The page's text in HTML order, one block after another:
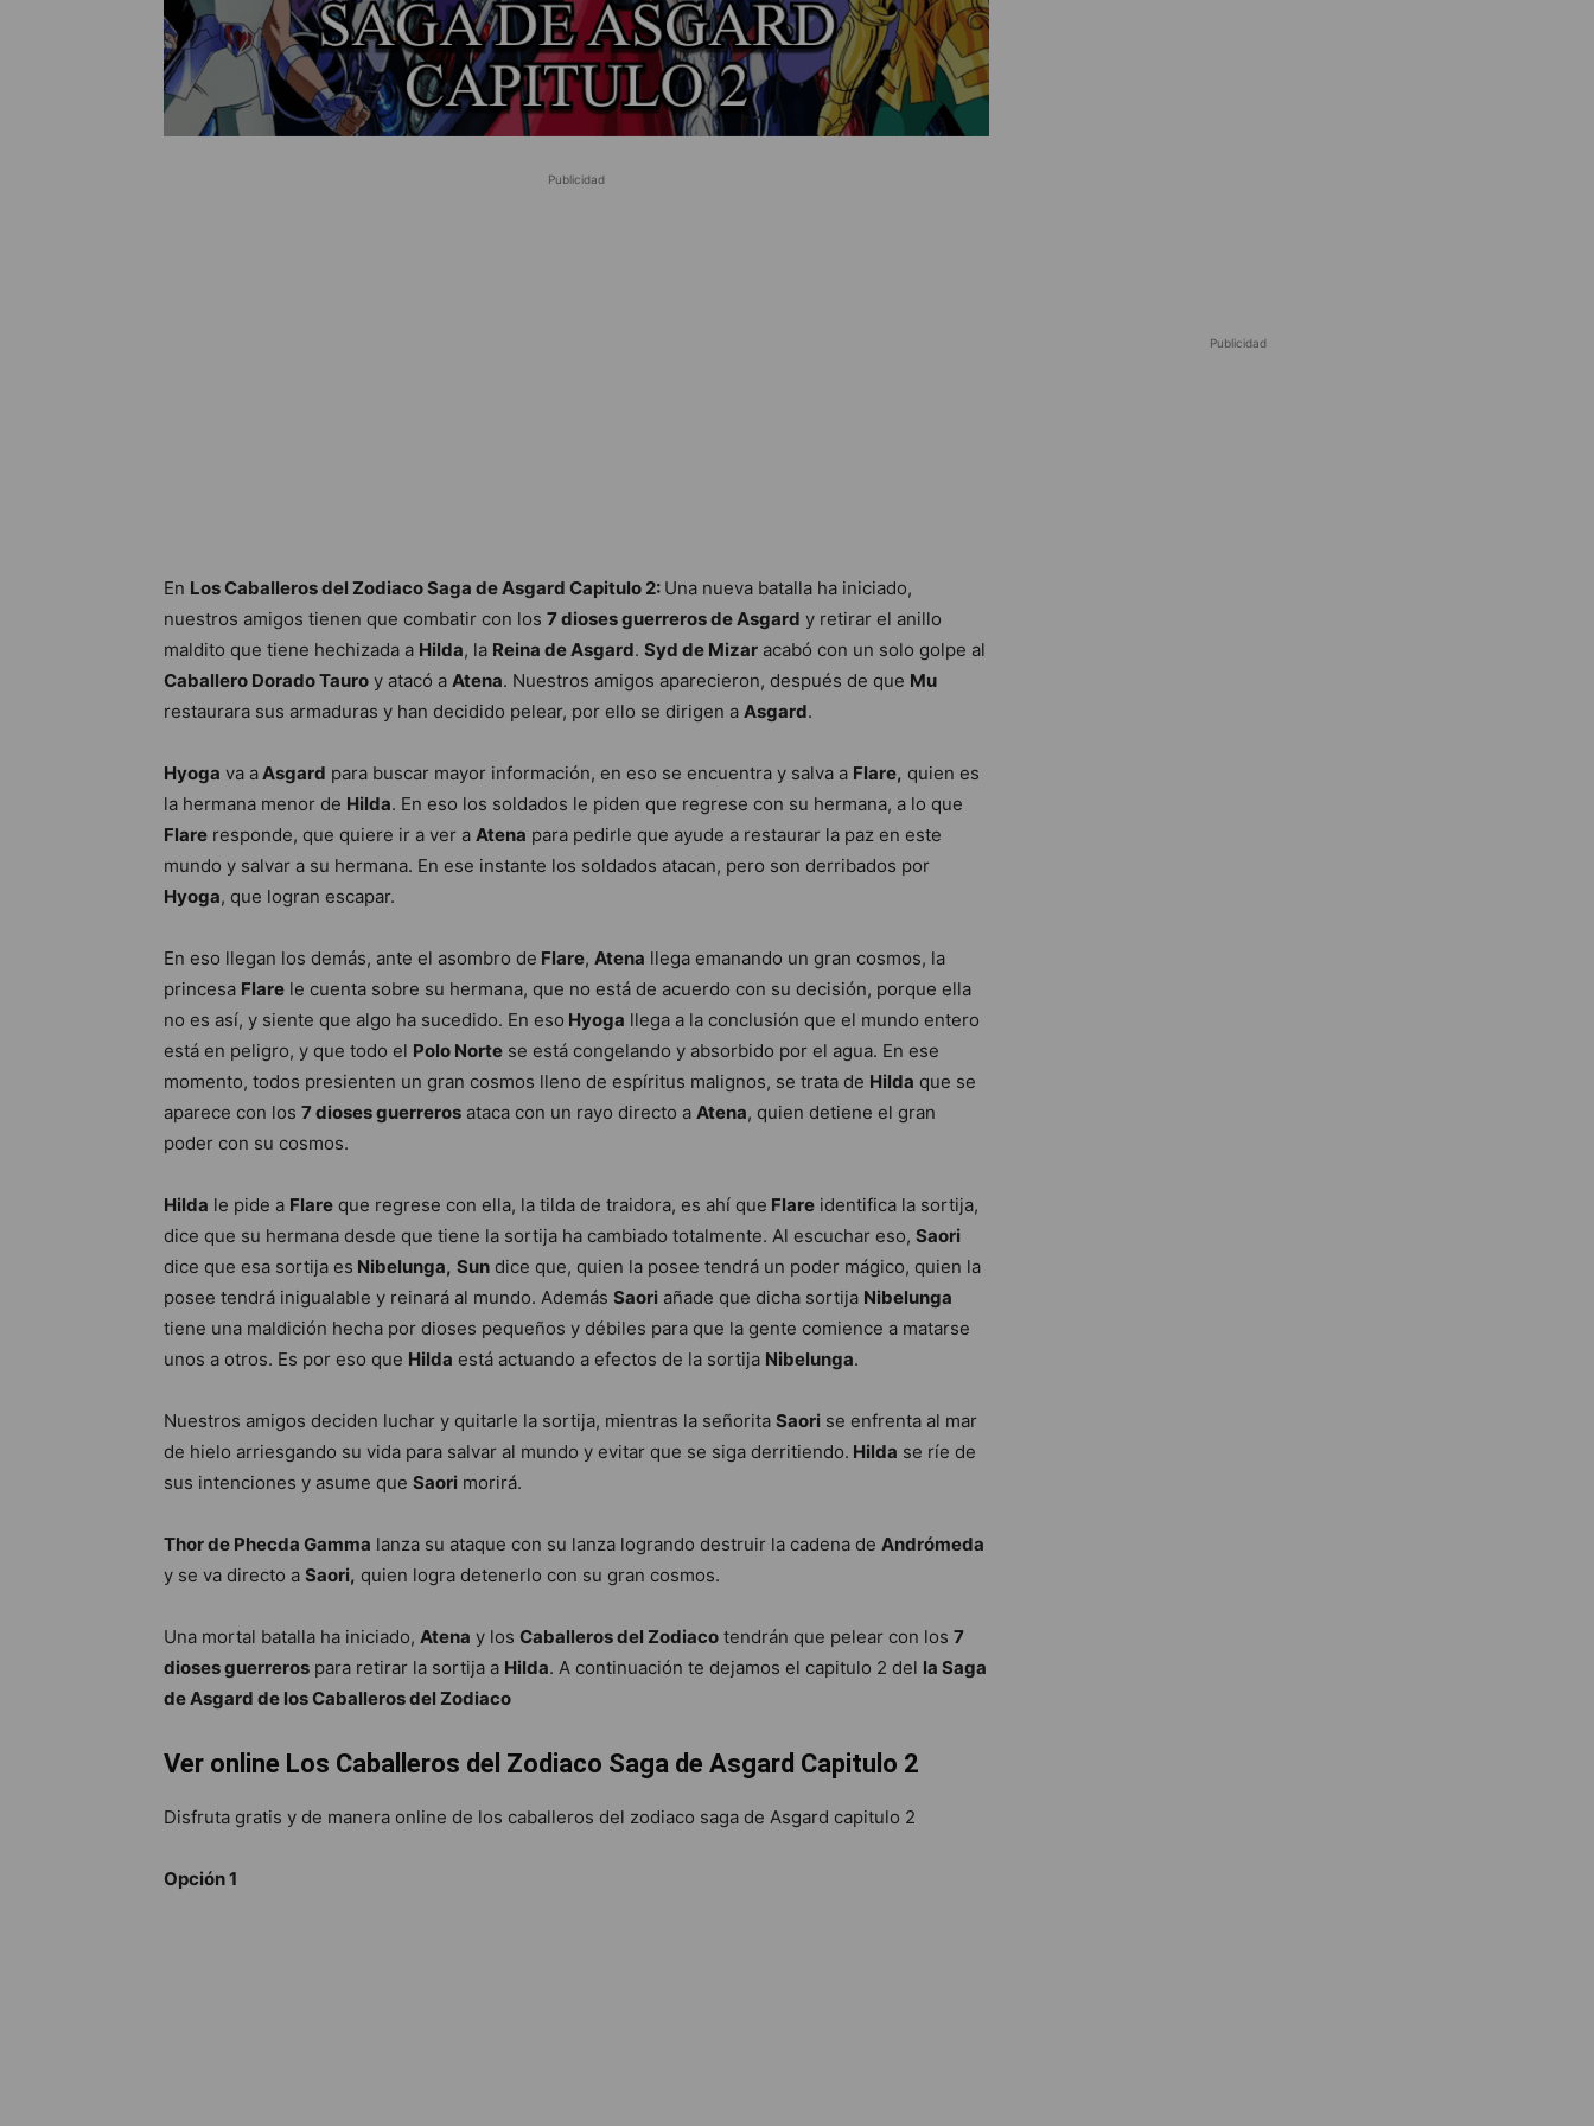
Publicidad
En Los Caballeros del Zodiaco Saga de Asgard Capitulo 2: Una nueva batalla ha iniciado,
nuestros amigos tienen que combatir con los 7 dioses guerreros de Asgard y retirar el anillo
maldito que tiene hechizada a Hilda, la Reina de Asgard. Syd de Mizar acabó con un solo golpe al
Caballero Dorado Tauro y atacó a Atena. Nuestros amigos aparecieron, después de que Mu
restaurara sus armaduras y han decidido pelear, por ello se dirigen a Asgard.
Hyoga va aAsgard para buscar mayor información, en eso se encuentra y salva a Flare, quien es
la hermana menor de Hilda. En eso los soldados le piden que regrese con su hermana, a lo que
Flare responde, que quiere ir a ver a Atena para pedirle que ayude a restaurar la paz en este
mundo y salvar a su hermana. En ese instante los soldados atacan, pero son derribados por
Hyoga, que logran escapar.
En eso llegan los demás, ante el asombro de Flare, Atena llega emanando un gran cosmos, la
princesa Flare le cuenta sobre su hermana, que no está de acuerdo con su decisión, porque ella
no es así, y siente que algo ha sucedido. En eso Hyoga llega a la conclusión que el mundo entero
está en peligro, y que todo el Polo Norte se está congelando y absorbido por el agua. En ese
momento, todos presienten un gran cosmos lleno de espíritus malignos, se trata de Hilda que se
aparece con los 7 dioses guerreros ataca con un rayo directo a Atena, quien detiene el gran
poder con su cosmos.
Hilda le pide a Flare que regrese con ella, la tilda de traidora, es ahí que Flare identifica la sortija,
dice que su hermana desde que tiene la sortija ha cambiado totalmente. Al escuchar eso, Saori
dice que esa sortija es Nibelunga, Sun dice que, quien la posee tendrá un poder mágico, quien la
posee tendrá inigualable y reinará al mundo. Además Saori añade que dicha sortija Nibelunga
tiene una maldición hecha por dioses pequeños y débiles para que la gente comience a matarse
unos a otros. Es por eso que Hilda está actuando a efectos de la sortija Nibelunga.
Nuestros amigos deciden luchar y quitarle la sortija, mientras la señorita Saori se enfrenta al mar
de hielo arriesgando su vida para salvar al mundo y evitar que se siga derritiendo. Hilda se ríe de
sus intenciones y asume que Saori morirá.
Thor de Phecda Gamma lanza su ataque con su lanza logrando destruir la cadena de Andrómeda
y se va directo a Saori, quien logra detenerlo con su gran cosmos.
Una mortal batalla ha iniciado, Atena y los Caballeros del Zodiaco tendrán que pelear con los 7
dioses guerreros para retirar la sortija a Hilda. A continuación te dejamos el capitulo 2 del la Saga
de Asgard de los Caballeros del Zodiaco
Ver online Los Caballeros del Zodiaco Saga de Asgard Capitulo 2
Disfruta gratis y de manera online de los caballeros del zodiaco saga de Asgard capitulo 2
Opción 1
Publicidad